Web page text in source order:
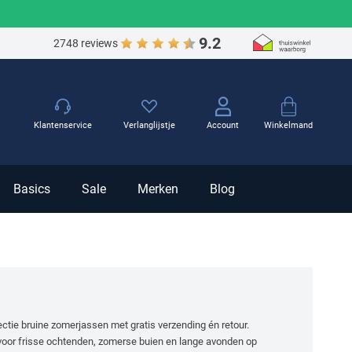
2748 reviews 9.2
Winkelmand
Basics Sale Merken Blog
Klantenservice Verlanglijstje Account
bruine zomerjassen met gratis verzending én retour.
frisse ochtenden, zomerse buien en lange avonden op